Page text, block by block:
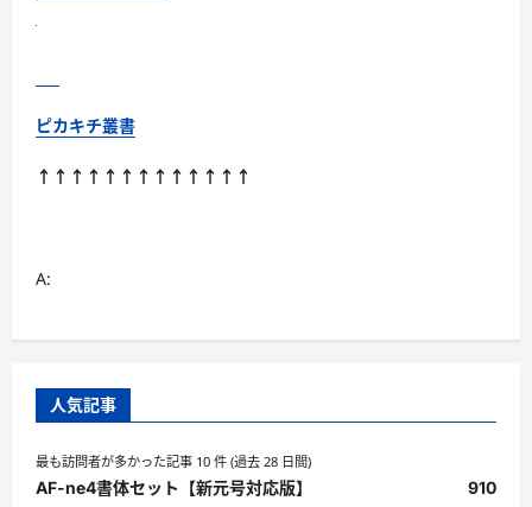
ピカキチ叢書
↑↑↑↑↑↑↑↑↑↑↑↑↑
A:
人気記事
最も訪問者が多かった記事 10 件 (過去 28 日間)
AF-ne4書体セット【新元号対応版】 910